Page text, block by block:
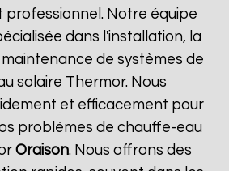
professionnel. Notre équipe
dans l'installation, la
de systèmes de
solaire Thermor. Nous
et efficacement pour
problèmes de chauffe-eau
Oraison. Nous offrons des